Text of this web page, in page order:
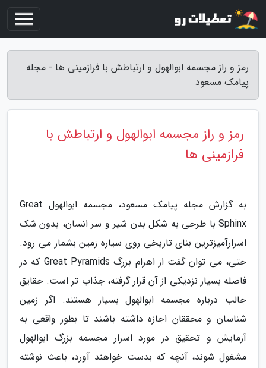
رمز و راز مجسمه ابوالهول و ارتباطش با فرازمینی ها - مجله
پیامک مسعود
رمز و راز مجسمه ابوالهول و ارتباطش با
فرازمینی ها
به گزارش مجله پیامک مسعود، مجسمه ابوالهول Great
Sphinx با طرحی به شکل بدن شیر و سر انسان، بدون شک
اسرارآمیزترین بنای تاریخی روی سیاره زمین بشمار می رود.
حتی، می توان گفت از اهرام بزرگ Great Pyramids که در
فاصله بسیار نزدیکی از آن قرار گرفته، جذاب تر است. حقایق
جالب درباره مجسمه ابوالهول بسیار هستند. اگر زمین
شناسان و محققان اجازه داشته باشند تا بطور واقعی به
آزمایش و تحقیق در مورد اسرار مجسمه بزرگ ابوالهول
مشغول شوند، آنچه که بدست خواهند آورد، باعث نوشته